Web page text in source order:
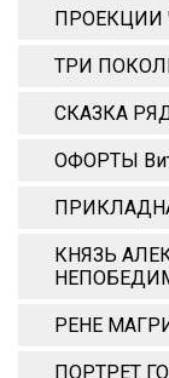
ПРОЕКЦИИ
ТРИ
СКАЗКА
ОФОРТЫ
КНЯЗЬ
РЕНЕ
ПОРТРЕТ